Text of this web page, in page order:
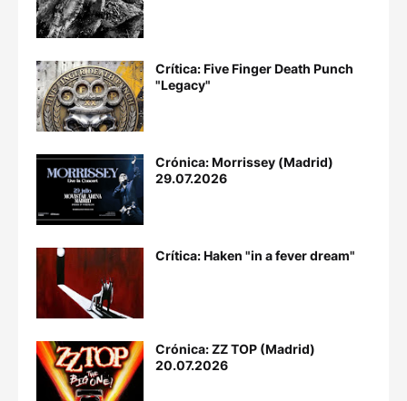
Crítica: Five Finger Death Punch
"Legacy"
Crónica: Morrissey (Madrid)
29.07.2026
Crítica: Haken "in a fever dream"
Crónica: ZZ TOP (Madrid)
20.07.2026